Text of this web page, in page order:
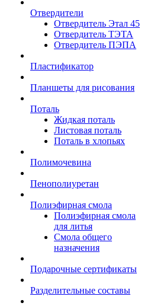
Отвердители
Отвердитель Этал 45
Отвердитель ТЭТА
Отвердитель ПЭПА
Пластификатор
Планшеты для рисования
Поталь
Жидкая поталь
Листовая поталь
Поталь в хлопьях
Полимочевина
Пенополиуретан
Полиэфирная смола
Полиэфирная смола
для литья
Смола общего
назначения
Подарочные сертификаты
Разделительные составы